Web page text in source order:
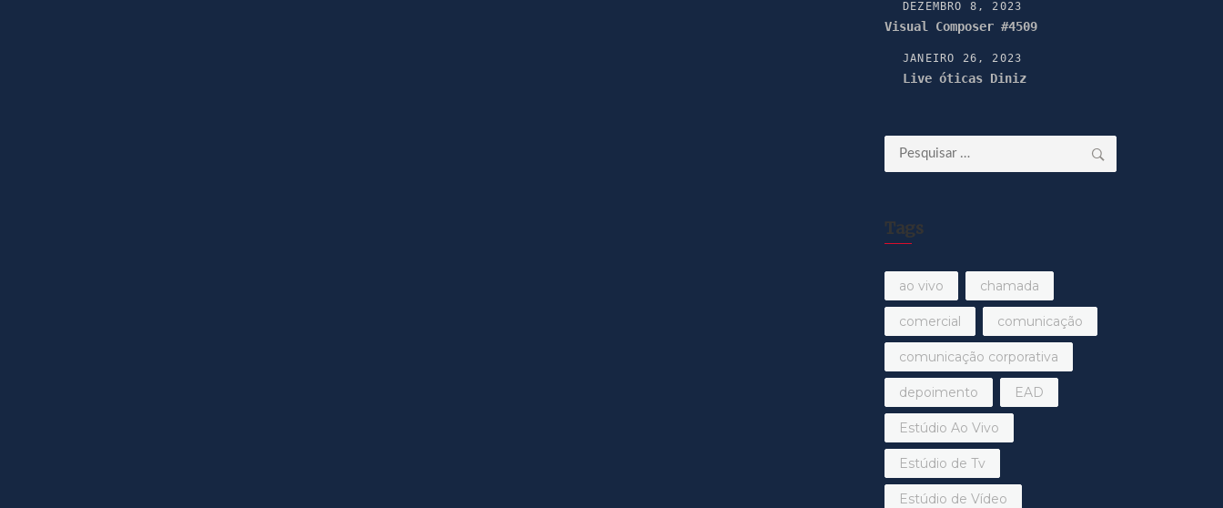
DEZEMBRO 8, 2023
Visual Composer #4509
JANEIRO 26, 2023
Live óticas Diniz
Pesquisar
por:
Tags
ao vivo chamada
comercial comunicação
comunicação corporativa
depoimento EAD
Estúdio Ao Vivo
Estúdio de Tv
Estúdio de Vídeo